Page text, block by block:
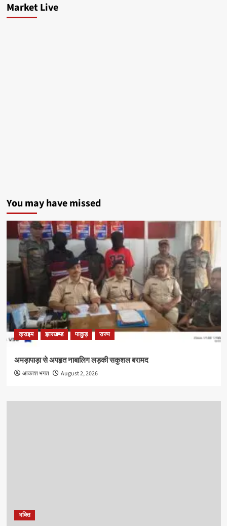
Market Live
You may have missed
क्राइम झारखण्ड पाकुड़ राज्य
अमड़ापाड़ा से अपहृत नाबालिग लड़की सकुशल बरामद
आकाश भगत August 2, 2026
भक्ति